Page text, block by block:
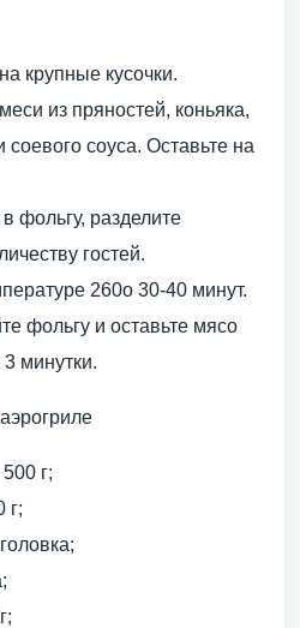
крупные кусочки.
из пряностей, коньяка,
соевого соуса. Оставьте на
фольгу, разделите
гостей.
260о 30-40 минут.
фольгу и оставьте мясо
минутки.
г;
г;